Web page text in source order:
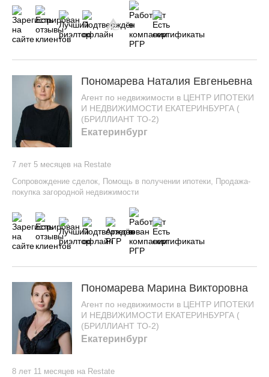
Пономарева Наталия Евгеньевна
Агент по недвижимости в ЦЕНТР ИПОТЕКИ
И НЕДВИЖИМОСТИ ЕКАТЕРИНБУРГА (
(БРИЛЛИАНТ ТО-2)
Екатеринбург
7 лет 5 месяцев на Restate
Сопровождение сделок, Помощь в получении ипотеки, Продажа-
покупка загородной недвижимости
Пономарева Марина Викторовна
Агент по недвижимости в ЦЕНТР ИПОТЕКИ
И НЕДВИЖИМОСТИ ЕКАТЕРИНБУРГА (
(БРИЛЛИАНТ ТО-2)
Екатеринбург
8 лет 11 месяцев на Restate